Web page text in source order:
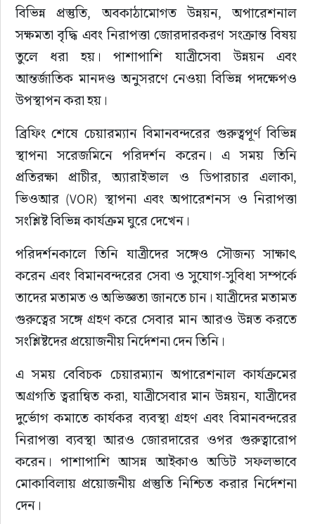
বিভিন্ন প্রস্তুতি, অবকাঠামোগত উন্নয়ন, অপারেশনাল
সক্ষমতা বৃদ্ধি এবং নিরাপত্তা জোরদারকরণ সংক্রান্ত বিষয়
তুলে ধরা হয়। পাশাপাশি যাত্রীসেবা উন্নয়ন এবং
আন্তর্জাতিক মানদণ্ড অনুসরণে নেওয়া বিভিন্ন পদক্ষেপও
উপস্থাপন করা হয়।
ব্রিফিং শেষে চেয়ারম্যান বিমানবন্দরের গুরুত্বপূর্ণ বিভিন্ন
স্থাপনা সরেজমিনে পরিদর্শন করেন। এ সময় তিনি
প্রতিরক্ষা প্রাচীর, অ্যারাইভাল ও ডিপারচার এলাকা,
ভিওআর (VOR) স্থাপনা এবং অপারেশনস ও নিরাপত্তা
সংশ্লিষ্ট বিভিন্ন কার্যক্রম ঘুরে দেখেন।
পরিদর্শনকালে তিনি যাত্রীদের সঙ্গেও সৌজন্য সাক্ষাৎ
করেন এবং বিমানবন্দরের সেবা ও সুযোগ-সুবিধা সম্পর্কে
তাদের মতামত ও অভিজ্ঞতা জানতে চান। যাত্রীদের মতামত
গুরুত্বের সঙ্গে গ্রহণ করে সেবার মান আরও উন্নত করতে
সংশ্লিষ্টদের প্রয়োজনীয় নির্দেশনা দেন তিনি।
এ সময় বেবিচক চেয়ারম্যান অপারেশনাল কার্যক্রমের
অগ্রগতি ত্বরান্বিত করা, যাত্রীসেবার মান উন্নয়ন, যাত্রীদের
দুর্ভোগ কমাতে কার্যকর ব্যবস্থা গ্রহণ এবং বিমানবন্দরের
নিরাপত্তা ব্যবস্থা আরও জোরদারের ওপর গুরুত্বারোপ
করেন। পাশাপাশি আসন্ন আইকাও অডিট সফলভাবে
মোকাবিলায় প্রয়োজনীয় প্রস্তুতি নিশ্চিত করার নির্দেশনা
দেন।